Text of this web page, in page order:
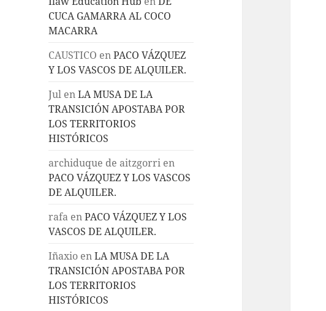
CUCA GAMARRA AL COCO
MACARRA
CAUSTICO enPACO VÁZQUEZ
Y LOS VASCOS DE ALQUILER.
Jul enLA MUSA DE LA
TRANSICIÓN APOSTABA POR
LOS TERRITORIOS
HISTÓRICOS
archiduque de aitzgorri en
PACO VÁZQUEZ Y LOS VASCOS
DE ALQUILER.
rafa enPACO VÁZQUEZ Y LOS
VASCOS DE ALQUILER.
Iñaxio enLA MUSA DE LA
TRANSICIÓN APOSTABA POR
LOS TERRITORIOS
HISTÓRICOS